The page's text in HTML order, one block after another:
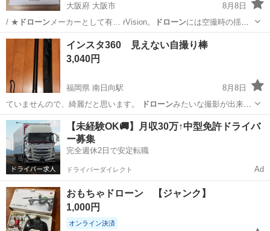
大阪府 大阪市
8月8日
/ ★ ドローンメーカーとして有… rVision。 ドローンには空撮時の揺
れ…
大阪 大阪市 携帯電話/スマホ ジンバル
インスタ360 見えない自撮り棒
3,040円
福岡県 南日向駅
8月8日
ていませんので、綺麗だと思います。
ドローンみたいな撮影が出来ま
す。 長さは3.…
福岡 北九州市 南日向駅 カメラ インスタ
【未経験OK🚚】月収30万↑中型免許ドライバ
ー募集
完全週休2日で安定転職
ドライバーダイレクト Ad
おもちゃドローン 【ジャンク】
1,000円
オンライン決済